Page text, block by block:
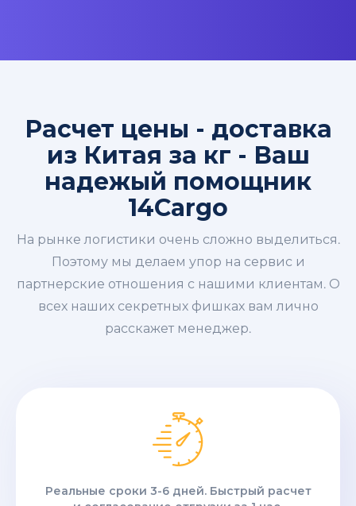
Расчет цены - доставка
из Китая за кг - Ваш
надежый помощник
14Cargo
На рынке логистики очень сложно выделиться.
Поэтому мы делаем упор на сервис и
партнерские отношения с нашими клиентам. О
всех наших секретных фишках вам лично
расскажет менеджер.
Реальные сроки 3-6 дней. Быстрый расчет